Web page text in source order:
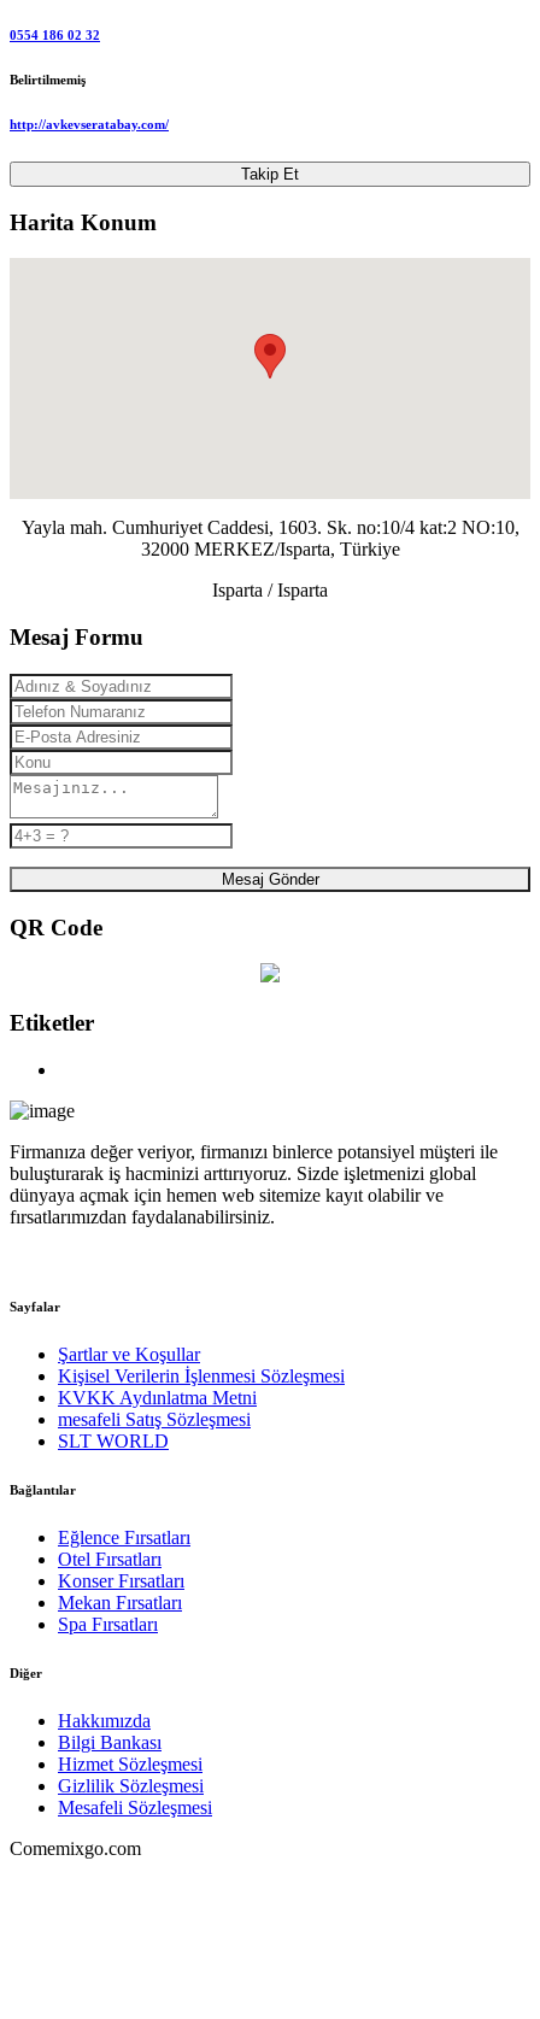
0554 186 02 32
Belirtilmemiş
http://avkevseratabay.com/
Takip Et
Harita Konum
Yayla mah. Cumhuriyet Caddesi, 1603. Sk. no:10/4 kat:2 NO:10,
32000 MERKEZ/Isparta, Türkiye
Isparta / Isparta
Mesaj Formu
Mesaj Gönder
QR Code
Etiketler
Firmanıza değer veriyor, firmanızı binlerce potansiyel müşteri ile
buluşturarak iş hacminizi arttırıyoruz. Sizde işletmenizi global
dünyaya açmak için hemen web sitemize kayıt olabilir ve
fırsatlarımızdan faydalanabilirsiniz.
Sayfalar
Şartlar ve Koşullar
Kişisel Verilerin İşlenmesi Sözleşmesi
KVKK Aydınlatma Metni
mesafeli Satış Sözleşmesi
SLT WORLD
Bağlantılar
Eğlence Fırsatları
Otel Fırsatları
Konser Fırsatları
Mekan Fırsatları
Spa Fırsatları
Diğer
Hakkımızda
Bilgi Bankası
Hizmet Sözleşmesi
Gizlilik Sözleşmesi
Mesafeli Sözleşmesi
Comemixgo.com